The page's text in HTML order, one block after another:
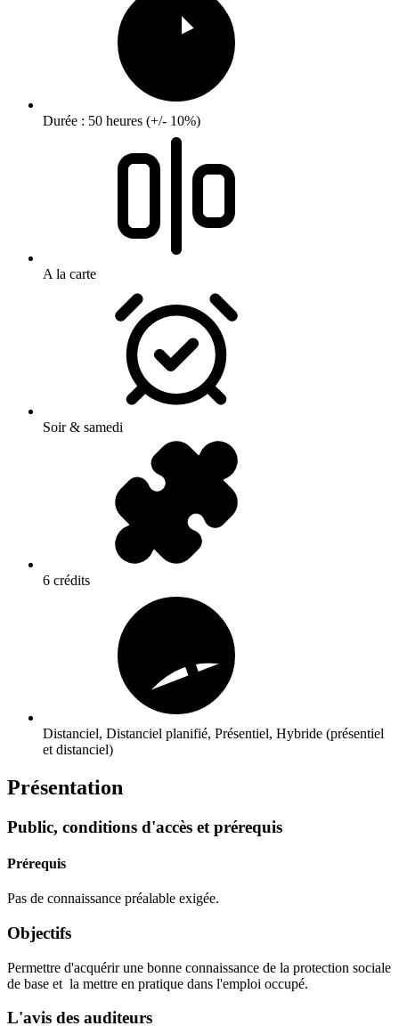
Durée : 50 heures (+/- 10%)
A la carte
Soir & samedi
6 crédits
Distanciel, Distanciel planifié, Présentiel, Hybride (présentiel
et distanciel)
Présentation
Public, conditions d'accès et prérequis
Prérequis
Pas de connaissance préalable exigée.
Objectifs
Permettre d'acquérir une bonne connaissance de la protection sociale
de base et la mettre en pratique dans l'emploi occupé.
L'avis des auditeurs